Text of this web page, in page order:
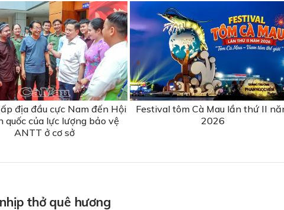
địa đầu cực Nam đến Hội
quốc của lực lượng bảo vệ
ANTT ở cơ sở
Festival tôm Cà Mau lần thứ II
2026
thở quê hương